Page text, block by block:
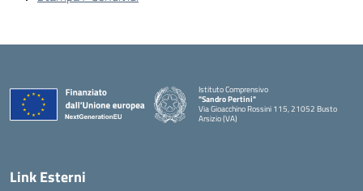
Istituto Comprensivo
"Sandro Pertini"
Via Gioacchino Rossini 115, 21052 Busto
Arsizio (VA)
Link Esterni